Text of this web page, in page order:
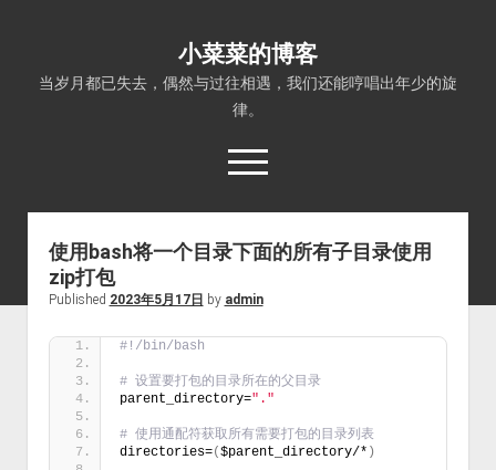
小菜菜的博客
当岁月都已失去，偶然与过往相遇，我们还能哼唱出年少的旋
律。
open
menu
使用bash将一个目录下面的所有子目录使用
zip打包
Published 2023年5月17日 by admin
#!/bin/bash
# 设置要打包的目录所在的父目录
parent_directory="."
# 使用通配符获取所有需要打包的目录列表
directories=($parent_directory/* )